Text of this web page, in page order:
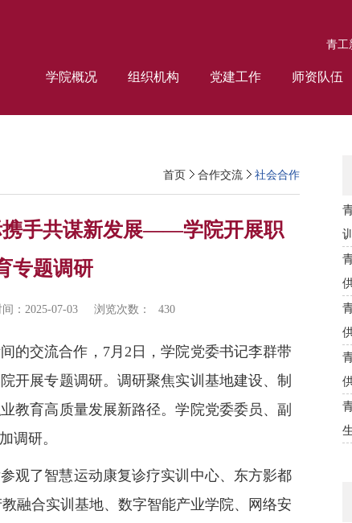
青工
学院概况 组织机构 党建工作 师资队伍
首页 合作交流 社会合作
携手共谋新发展——学院开展职
专题调研
：2025-07-03 浏览次数： 430
的交流合作，7月2日，学院党委书记李群带
开展专题调研。调研聚焦实训基地建设、制
教育高质量发展新路径。学院党委委员、副
调研。
观了智慧运动康复诊疗实训中心、东方影都
融合实训基地、数字智能产业学院、网络安